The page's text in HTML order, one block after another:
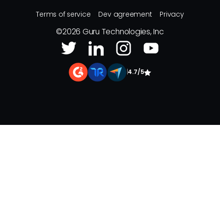
Terms of service Dev agreement Privacy
©2026 Guru Technologies, Inc
4.7/5